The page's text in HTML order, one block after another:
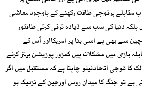
اب مقابلے پرفوجی طاقت رکھنے کے باوجود معاشی
بلکہ دنیا کی سب سے ذیادہ ترقی کرتی طاقتور
سے بھی ہے اسی بنا پر امریکااور اُس کے
بازی میں مشکلات ہیں کمزور پوزیشن بہتر کرنے
کا فوجی اتحادنیٹو چاہتا ہے کہ مستقبل میں اگر